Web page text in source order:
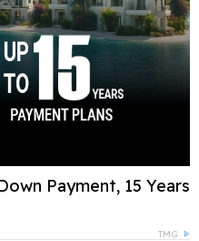
Payment, 15 Years
TMG